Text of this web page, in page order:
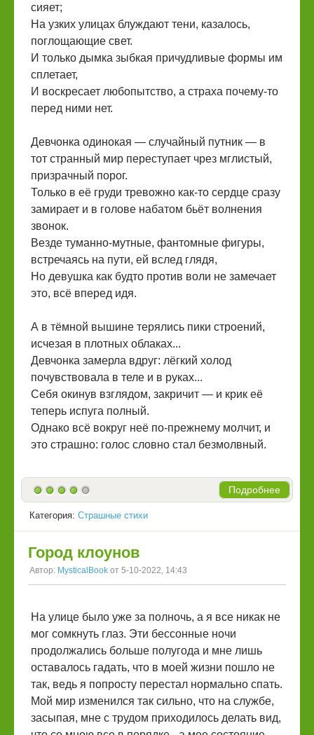
сияет;
На узких улицах блуждают тени, казалось,
поглощающие свет.
И только дымка зыбкая причудливые формы им
сплетает,
И воскресает любопытство, а страха почему-то
перед ними нет.
Девчонка одинокая — случайный путник — в
тот странный мир переступает чрез мглистый,
призрачный порог.
Только в её груди тревожно как-то сердце сразу
замирает и в голове набатом бьёт волнения
звонок.
Везде туманно-мутные, фантомные фигуры,
встречаясь на пути, ей вслед глядя,
Но девушка как будто против воли не замечает
это, всё вперед идя.
А в тёмной вышине терялись пики строений,
исчезая в плотных облаках...
Девчонка замерла вдруг: лёгкий холод
почувствовала в теле и в руках...
Себя окинув взглядом, закричит — и крик её
теперь испуга полный.
Однако всё вокруг неё по-прежнему молчит, и
это страшно: голос словно стал безмолвный.
Подробнее
Категория: Страшные стихи
Город клоунов
Автор: MysticalBook от 5-10-2022, 14:43
На улице было уже за полночь, а я все никак не
мог сомкнуть глаз. Эти бессонные ночи
продолжались больше полугода и мне лишь
оставалось гадать, что в моей жизни пошло не
так, ведь я попросту перестал нормально спать.
Мой мир изменился так сильно, что на службе,
засыпая, мне с трудом приходилось делать вид,